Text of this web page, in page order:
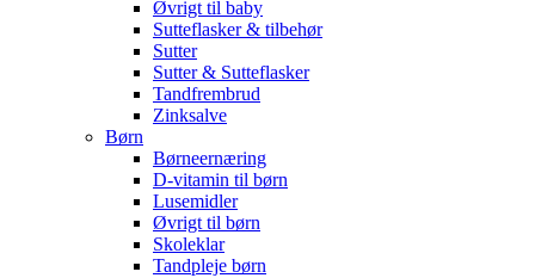
Øvrigt til baby
Sutteflasker & tilbehør
Sutter
Sutter & Sutteflasker
Tandfrembrud
Zinksalve
Børn
Børneernæring
D-vitamin til børn
Lusemidler
Øvrigt til børn
Skoleklar
Tandpleje børn